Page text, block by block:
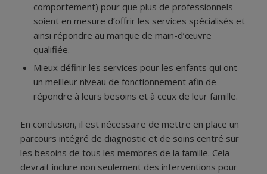
comportement) pour que plus de professionnels
soient en mesure d’offrir les services spécialisés et
ainsi répondre au manque de main-d’œuvre
qualifiée.
Mieux définir les services pour les enfants qui ont
un meilleur niveau de fonctionnement afin de
répondre à leurs besoins et à ceux de leur famille.
En conclusion, il est nécessaire de mettre en place un
parcours intégré de diagnostic et de soins centré sur
les besoins de tous les membres de la famille. Cela
devrait inclure non seulement des interventions pour